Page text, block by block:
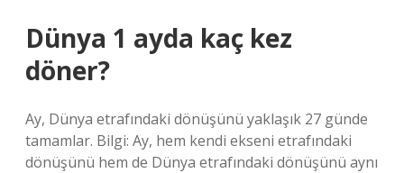
Dünya 1 ayda kaç kez
döner?
Ay, Dünya etrafındaki dönüşünü yaklaşık 27 günde
tamamlar. Bilgi: Ay, hem kendi ekseni etrafındaki
dönüşünü hem de Dünya etrafındaki dönüşünü aynı